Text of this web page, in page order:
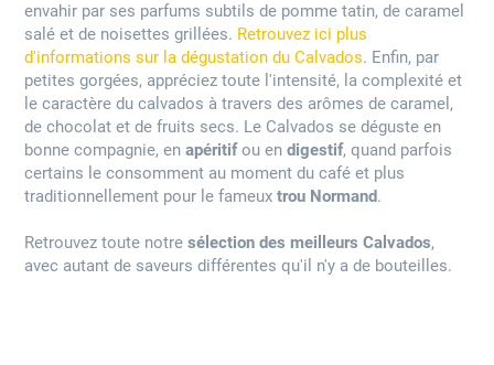
envahir par ses parfums subtils de pomme tatin, de caramel
salé et de noisettes grillées. Retrouvez ici plus
d'informations sur la dégustation du Calvados. Enfin, par
petites gorgées, appréciez toute l'intensité, la complexité et
le caractère du calvados à travers des arômes de caramel,
de chocolat et de fruits secs. Le Calvados se déguste en
bonne compagnie, enapéritifou endigestif, quand parfois
certains le consomment au moment du café et plus
traditionnellement pour le fameuxtrou Normand.
Retrouvez toute notre sélection des meilleurs Calvados,
avec autant de saveurs différentes qu'il n'y a de bouteilles.